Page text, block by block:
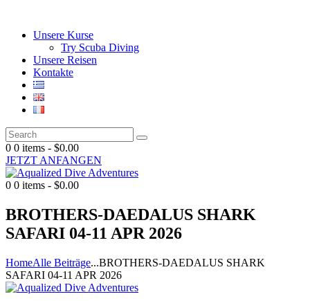
Unsere Kurse
Try Scuba Diving
Unsere Reisen
Kontakte
0 0 items - $0.00
JETZT ANFANGEN
0 0 items - $0.00
BROTHERS-DAEDALUS SHARK
SAFARI 04-11 APR 2026
HomeAlle Beiträge...BROTHERS-DAEDALUS SHARK
SAFARI 04-11 APR 2026